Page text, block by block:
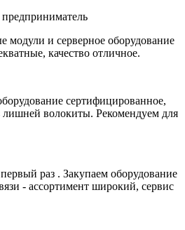
модули и серверное оборудование
качество отличное.
сертифицированное,
волокиты. Рекомендуем для
раз . Закупаем оборудование
- ассортимент широкий, сервис